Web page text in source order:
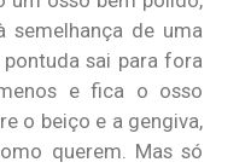
de uma
sai para fora
e fica o osso
o beiço e a gengiva,
querem. Mas só